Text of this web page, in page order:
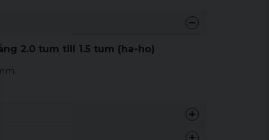
2.0 tum till 1.5 tum (ha-ho)